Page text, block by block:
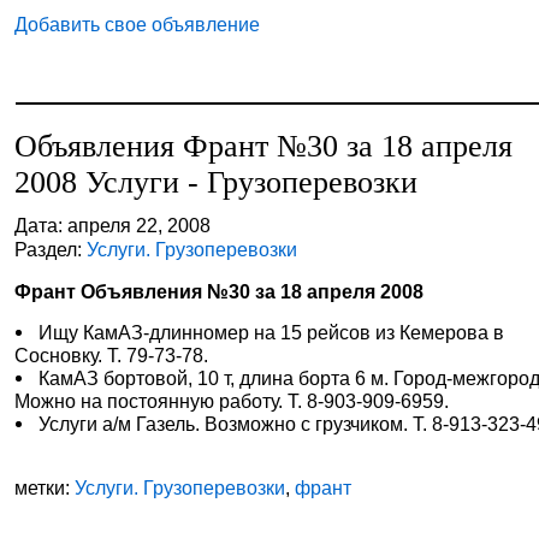
Добавить свое объявление
Объявления Франт №30 за 18 апреля
2008 Услуги - Грузоперевозки
Дата: апреля 22, 2008
Раздел:Услуги. Грузоперевозки
Франт Объявления №30 за 18 апреля 2008
Ищу КамАЗ-длинномер на 15 рейсов из Кемерова в
Сосновку. Т. 79-73-78.
КамАЗ бортовой, 10 т, длина борта 6 м. Город-
Можно на постоянную работу. Т. 8-903-909-6959.
Услуги а/м Газель. Возможно с грузчиком. Т. 8-913-323-
метки:Услуги. Грузоперевозки,франт